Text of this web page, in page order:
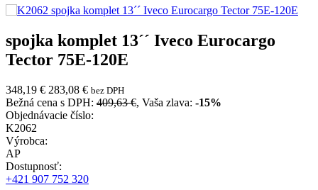
spojka komplet 13´´ Iveco Eurocargo
Tector 75E-120E
348,19 € 283,08 € bez DPH
Bežná cena s DPH: 409,63 €, Vaša zlava: -15%
Objednávacie číslo:
K2062
Výrobca:
AP
Dostupnosť:
+421 907 752 320